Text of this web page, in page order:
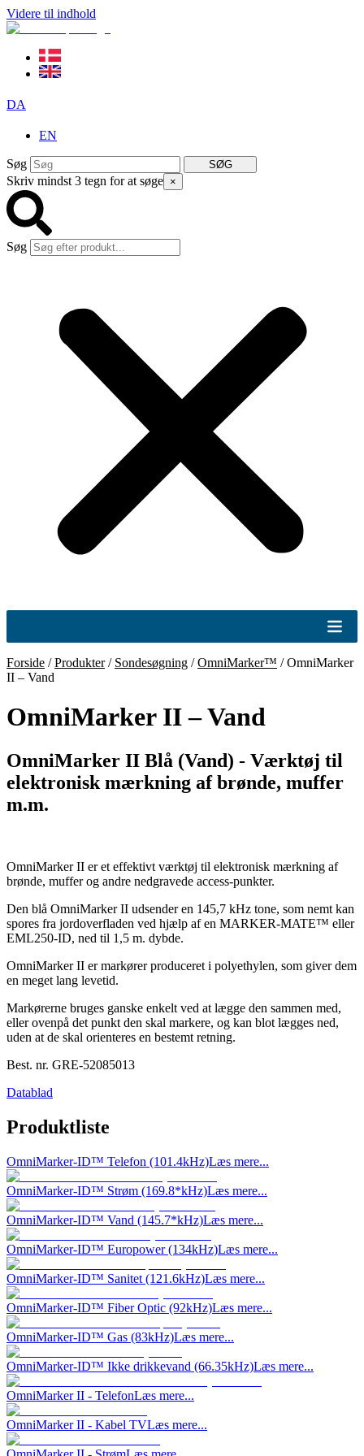
Videre til indhold
DA
EN
Søg SØG
Skriv mindst 3 tegn for at søge ×
Søg
Forside /Produkter/ Sondesøgning /OmniMarker™ /OmniMarker
II – Vand
OmniMarker II – Vand
OmniMarker II Blå (Vand) - Værktøj til
elektronisk mærkning af brønde, muffer
m.m.
OmniMarker II er et effektivt værktøj til elektronisk mærkning af
brønde, muffer og andre nedgravede access-punkter.
Den blå OmniMarker II udsender en 145,7 kHz tone, som nemt kan
spores fra jordoverfladen ved hjælp af en MARKER-MATE™ eller
EML250-ID, ned til 1,5 m. dybde.
OmniMarker II er markører produceret i polyethylen, som giver dem
en meget lang levetid.
Markørerne bruges ganske enkelt ved at lægge den sammen med,
eller ovenpå det punkt den skal markere, og kan blot lægges ned,
uden at de skal orienteres en bestemt retning.
Best. nr. GRE-52085013
Datablad
Produktliste
OmniMarker-ID™ Telefon (101.4kHz)Læs mere...
OmniMarker-ID™ Strøm (169.8*kHz)Læs mere...
OmniMarker-ID™ Vand (145.7*kHz)Læs mere...
OmniMarker-ID™ Europower (134kHz)Læs mere...
OmniMarker-ID™ Sanitet (121.6kHz)Læs mere...
OmniMarker-ID™ Fiber Optic (92kHz)Læs mere...
OmniMarker-ID™ Gas (83kHz)Læs mere...
OmniMarker-ID™ Ikke drikkevand (66.35kHz)Læs mere...
OmniMarker II - TelefonLæs mere...
OmniMarker II - Kabel TVLæs mere...